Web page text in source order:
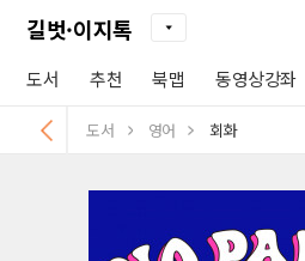
길벗·이지톡
도서 추천 북맵 동영상강좌
도서 영어 회화